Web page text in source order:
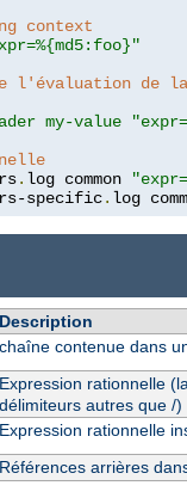
context
l'évaluation de
my-value
. log common
specific. log
Description
chaîne contenue dans
Expression rationnelle
délimiteurs autres que /)
Expression rationnelle
Références arrières